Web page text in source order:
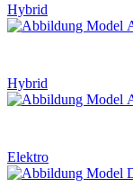
Hybrid
Hybrid
Elektro